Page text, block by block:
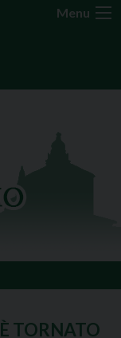
Menu
TORNATO